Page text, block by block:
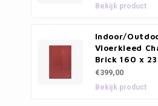
Bekijk product
Indoor/
Vloerkleed
Brick 160 x
€399,00
Bekijk product